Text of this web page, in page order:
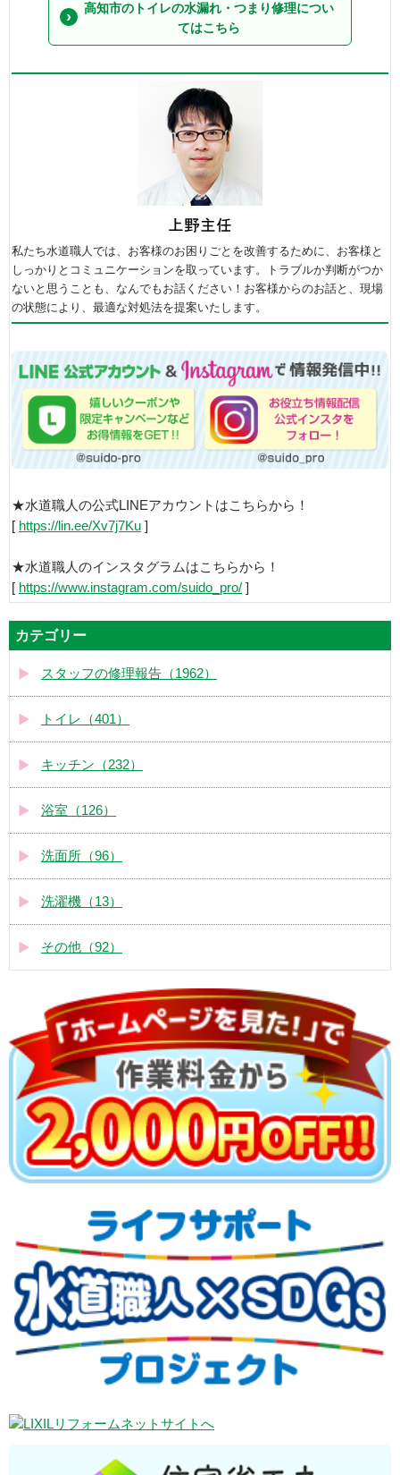
高知市のトイレの水漏れ・つまり修理につい
てはこちら
私たち水道職人では、お客様のお困りごとを改善するために、お客様と
しっかりとコミュニケーションを取っています。トラブルか判断がつか
ないと思うことも、なんでもお話ください！お客様からのお話と、現場
の状態により、最適な対処法を提案いたします。
★水道職人の公式LINEアカウントはこちらから！
[ https://lin.ee/Xv7j7Ku ]
★水道職人のインスタグラムはこちらから！
[ https://www.instagram.com/suido_pro/ ]
カテゴリー
スタッフの修理報告（1962）
トイレ（401）
キッチン（232）
浴室（126）
洗面所（96）
洗濯機（13）
その他（92）